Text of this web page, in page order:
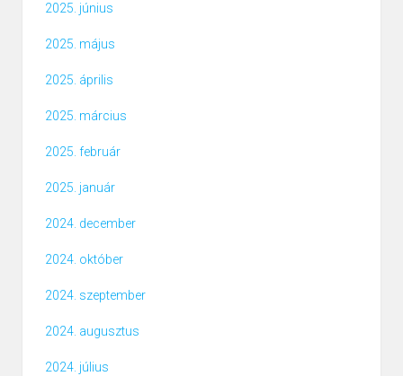
2025. június
2025. május
2025. április
2025. március
2025. február
2025. január
2024. december
2024. október
2024. szeptember
2024. augusztus
2024. július